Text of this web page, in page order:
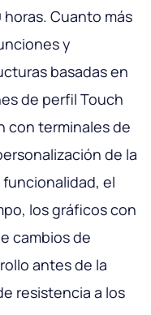
Cuanto más
y
basadas en
de perfil Touch
con terminales de
de la
el
los gráficos con
cambios de
antes de la
resistencia a los